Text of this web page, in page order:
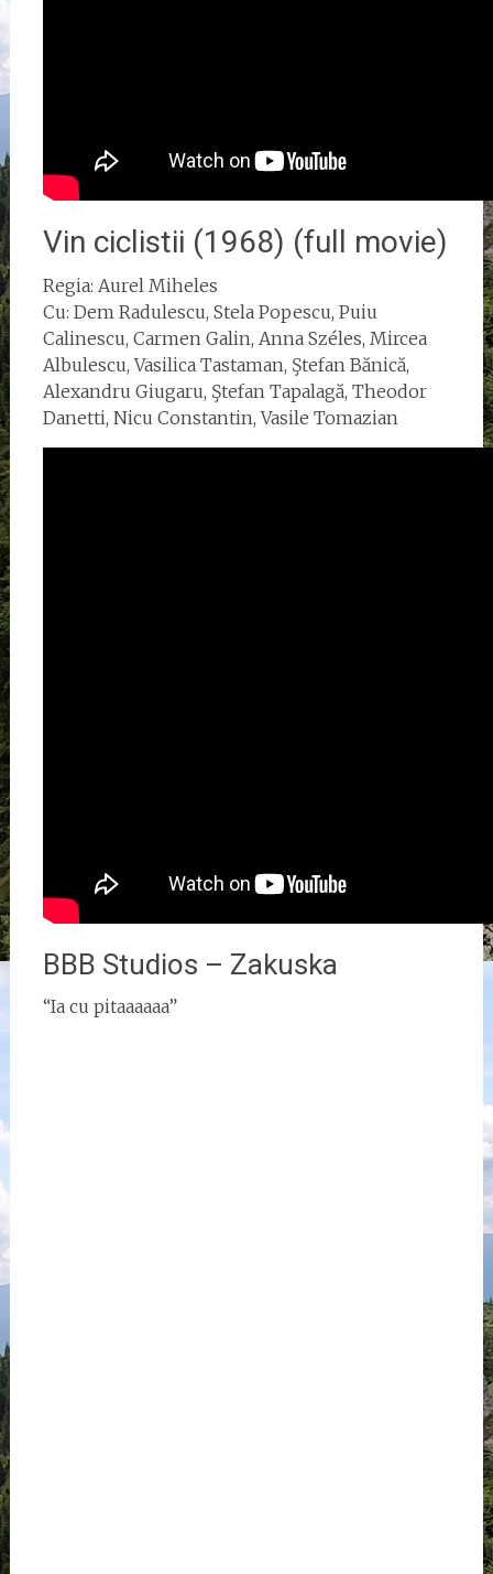
Vin ciclistii (1968) (full movie)
Regia: Aurel Miheles
Cu: Dem Radulescu, Stela Popescu, Puiu
Calinescu, Carmen Galin, Anna Széles, Mircea
Albulescu, Vasilica Tastaman, Ştefan Bănică,
Alexandru Giugaru, Ştefan Tapalagă, Theodor
Danetti, Nicu Constantin, Vasile Tomazian
BBB Studios – Zakuska
“Ia cu pitaaaaaa”